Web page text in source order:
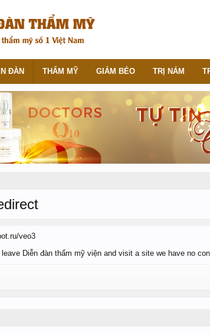
veo3
Diễn đàn thẩm mỹ viện and visit a site we have no
ĐÀN THẨM MỸ GIẢM BÉO TRỊ NÁM